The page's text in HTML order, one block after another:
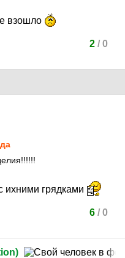
взошло
2/ 0
ихними грядками
6/ 0